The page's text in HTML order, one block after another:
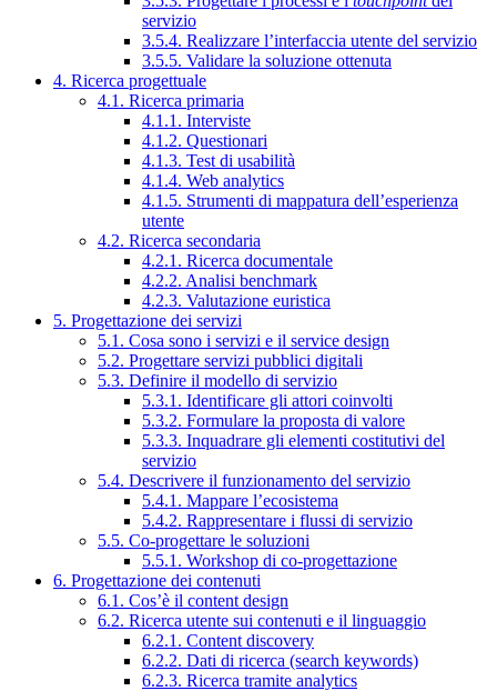
servizio
3.5.4. Realizzare l’interfaccia utente del servizio
3.5.5. Validare la soluzione ottenuta
4. Ricerca progettuale
4.1. Ricerca primaria
4.1.1. Interviste
4.1.2. Questionari
4.1.3. Test di usabilità
4.1.4. Web analytics
4.1.5. Strumenti di mappatura dell’esperienza
utente
4.2. Ricerca secondaria
4.2.1. Ricerca documentale
4.2.2. Analisi benchmark
4.2.3. Valutazione euristica
5. Progettazione dei servizi
5.1. Cosa sono i servizi e il service design
5.2. Progettare servizi pubblici digitali
5.3. Definire il modello di servizio
5.3.1. Identificare gli attori coinvolti
5.3.2. Formulare la proposta di valore
5.3.3. Inquadrare gli elementi costitutivi del
servizio
5.4. Descrivere il funzionamento del servizio
5.4.1. Mappare l’ecosistema
5.4.2. Rappresentare i flussi di servizio
5.5. Co-progettare le soluzioni
5.5.1. Workshop di co-progettazione
6. Progettazione dei contenuti
6.1. Cos’è il content design
6.2. Ricerca utente sui contenuti e il linguaggio
6.2.1. Content discovery
6.2.2. Dati di ricerca (search keywords)
6.2.3. Ricerca tramite analytics